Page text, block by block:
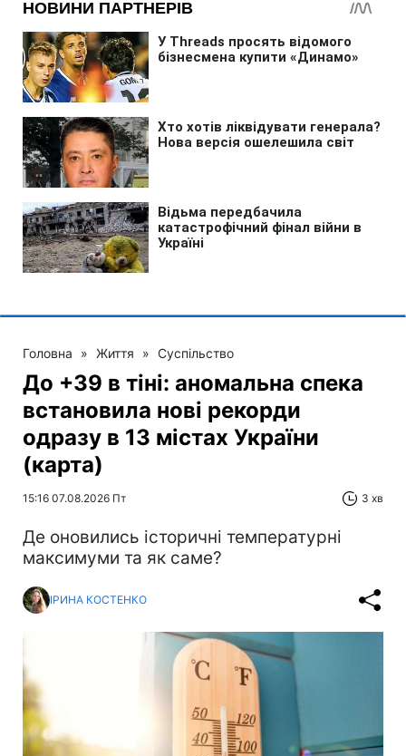
Головна » Життя » Суспільство
До +39 в тіні: аномальна спека
встановила нові рекорди
одразу в 13 містах України
(карта)
15:16 07.08.2026 Пт 3 хв
Де оновились історичні температурні
максимуми та як саме?
ІРИНА КОСТЕНКО